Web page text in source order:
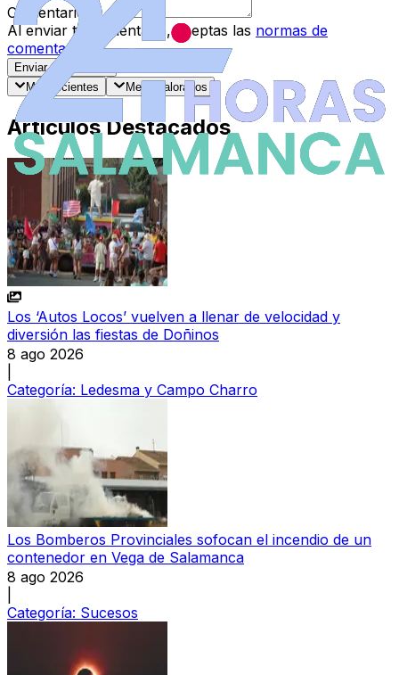
Comentario
Al enviar tu comentario, aceptas las normas de
comentarios
Enviar Comentario
Más recientes
Mejor valorados
Artículos Destacados
Los ‘Autos Locos’ vuelven a llenar de velocidad y
diversión las fiestas de Doñinos
8 ago 2026
Categoría: Ledesma y Campo Charro
Los Bomberos Provinciales sofocan el incendio de un
contenedor en Vega de Salamanca
8 ago 2026
Categoría: Sucesos